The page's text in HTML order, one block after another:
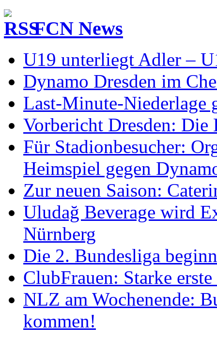
FCN News
U19 unterliegt Adler –
Dynamo Dresden im
Last-Minute-Niederlage
Vorbericht Dresden: Die
Für Stadionbesucher:
Heimspiel gegen
Zur neuen Saison:
Uludağ Beverage wird
Nürnberg
Die 2. Bundesliga
ClubFrauen: Starke
NLZ am Wochenende:
kommen!